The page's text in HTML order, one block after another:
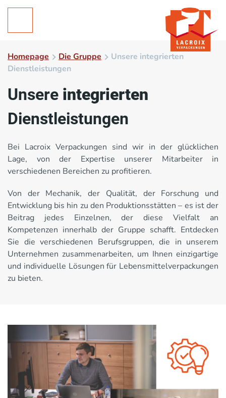
Homepage Die Gruppe
Unsere integrierten
Dienstleistungen
Unsere integrierten
Dienstleistungen
Bei Lacroix Verpackungen sind wir in der glücklichen
Lage, von der Expertise unserer Mitarbeiter in
verschiedenen Bereichen zu profitieren.
Von der Mechanik, der Qualität, der Forschung und
Entwicklung bis hin zu den Produktionsstätten – es ist der
Beitrag jedes Einzelnen, der diese Vielfalt an
Kompetenzen innerhalb der Gruppe schafft. Entdecken
Sie die verschiedenen Berufsgruppen, die in unserem
Unternehmen zusammenarbeiten, um Ihnen einzigartige
und individuelle Lösungen für Lebensmittelverpackungen
zu bieten.